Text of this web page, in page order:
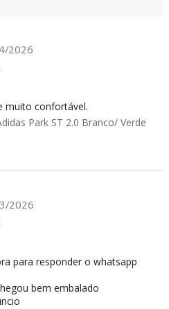
2026
muito confortável.
Park ST 2.0 Branco/ Verde
2026
para responder o whatsapp
bem embalado